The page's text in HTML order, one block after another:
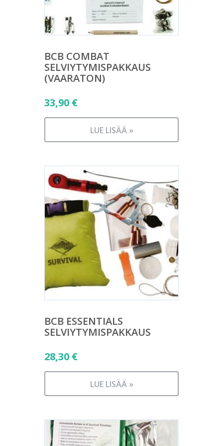
BCB COMBAT
SELVIYTYMISPAKKAUS
(VAARATON)
33,90 €
LUE LISÄÄ »
BCB ESSENTIALS
SELVIYTYMISPAKKAUS
28,30 €
LUE LISÄÄ »